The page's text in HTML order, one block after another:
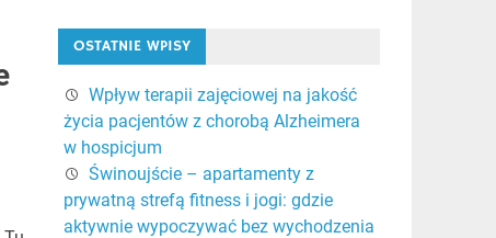
OSTATNIE WPISY
Wpływ terapii zajęciowej na jakość
życia pacjentów z chorobą Alzheimera
w hospicjum
Świnoujście – apartamenty z
prywatną strefą fitness i jogi: gdzie
aktywnie wypoczywać bez wychodzenia